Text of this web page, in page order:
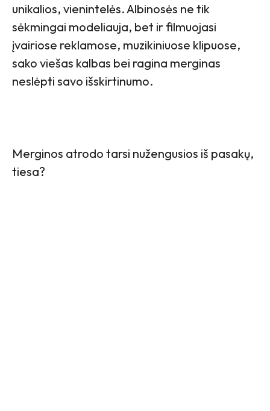
unikalios, vienintelės. Albinosės ne tik
sėkmingai modeliauja, bet ir filmuojasi
įvairiose reklamose, muzikiniuose klipuose,
sako viešas kalbas bei ragina merginas
neslėpti savo išskirtinumo.
Merginos atrodo tarsi nužengusios iš pasakų,
tiesa?